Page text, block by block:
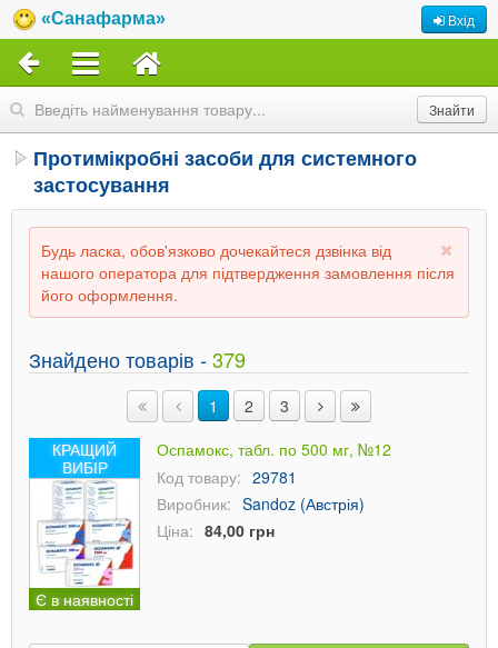
«Санафарма» Вхід
Протимікробні засоби для системного
застосування
Будь ласка, обов'язково дочекайтеся дзвінка від
нашого оператора для підтвердження замовлення після
його оформлення.
Знайдено товарів -379
1 2
3
КРАЩИЙ
ВИБІР
Є в наявності
Оспамокс, табл. по 500 мг, №12
Код товару: 29781
Виробник: Sandoz (Австрія)
Ціна: 84,00 грн